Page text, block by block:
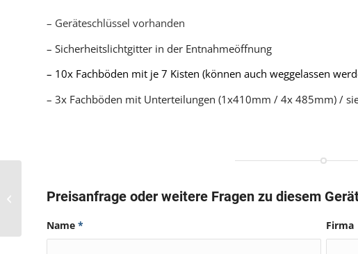
– Geräteschlüssel vorhanden
– Sicherheitslichtgitter in der Entnahmeöffnung
– 10x Fachböden mit je 7 Kisten (können auch weggelassen
– 3x Fachböden mit Unterteilungen (1x410mm / 4x 485mm) /
Preisanfrage oder weitere Fragen zu diesem
Name * Firma
1640×825 Pos. 239